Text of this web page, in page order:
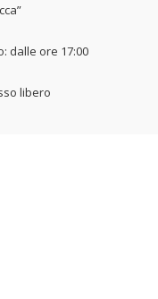
dalle ore 17:00
libero